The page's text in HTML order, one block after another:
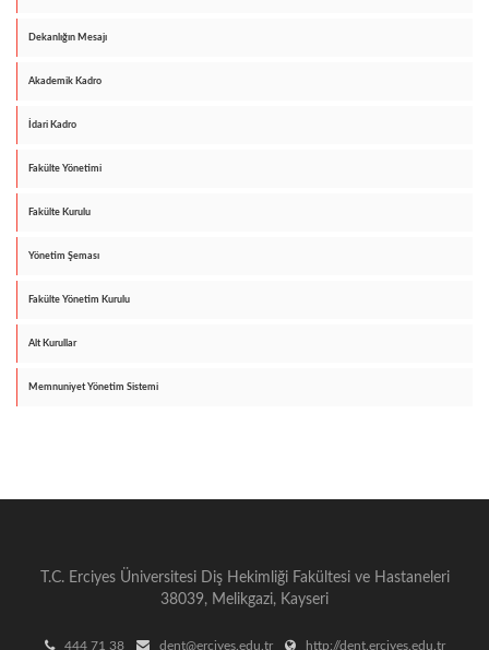
Dekanlığın Mesajı
Akademik Kadro
İdari Kadro
Fakülte Yönetimi
Fakülte Kurulu
Yönetim Şeması
Fakülte Yönetim Kurulu
Alt Kurullar
Memnuniyet Yönetim Sistemi
T.C. Erciyes Üniversitesi Diş Hekimliği Fakültesi ve Hastaneleri
38039, Melikgazi, Kayseri
444 71 38 dent@erciyes.edu.tr http://dent.erciyes.edu.tr